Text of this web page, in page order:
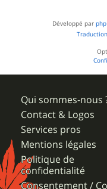
Développé par
Qui sommes-nous
Contact & Logos
Services pros
Mentions légales
Politique de
confidentialité
Consentement /